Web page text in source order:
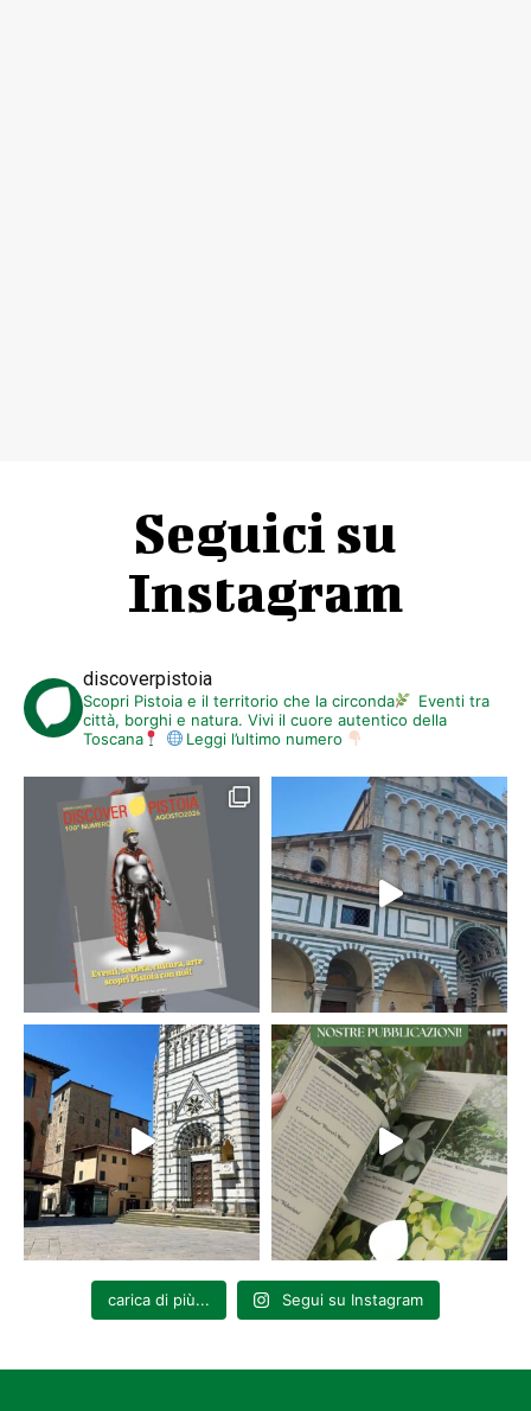
Seguici su
Instagram
discoverpistoia
Scopri Pistoia e il territorio che la circonda
Eventi tra
città, borghi e natura. Vivi il cuore autentico della
Toscana
Leggi l’ultimo numero
carica di più... Segui su Instagram